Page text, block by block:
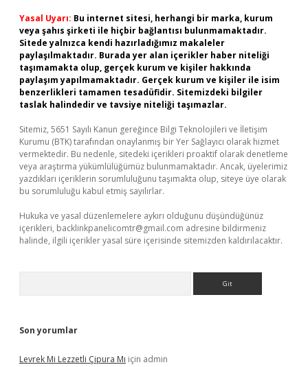
Yasal Uyarı: Bu internet sitesi, herhangi bir marka, kurum
veya şahıs şirketi ile hiçbir bağlantısı bulunmamaktadır.
Sitede yalnızca kendi hazırladığımız makaleler
paylaşılmaktadır. Burada yer alan içerikler haber niteliği
taşımamakta olup, gerçek kurum ve kişiler hakkında
paylaşım yapılmamaktadır. Gerçek kurum ve kişiler ile isim
benzerlikleri tamamen tesadüfidir. Sitemizdeki bilgiler
taslak halindedir ve tavsiye niteliği taşımazlar.
Sitemiz, 5651 Sayılı Kanun gereğince Bilgi Teknolojileri ve İletişim
Kurumu (BTK) tarafından onaylanmış bir Yer Sağlayıcı olarak hizmet
vermektedir. Bu nedenle, sitedeki içerikleri proaktif olarak denetleme
veya araştırma yükümlülüğümüz bulunmamaktadır. Ancak, üyelerimiz
yazdıkları içeriklerin sorumluluğunu taşımakta olup, siteye üye olarak
bu sorumluluğu kabul etmiş sayılırlar.
Hukuka ve yasal düzenlemelere aykırı olduğunu düşündüğünüz
içerikleri, backlinkpanelicomtr@gmail.com adresine bildirmeniz
halinde, ilgili içerikler yasal süre içerisinde sitemizden kaldırılacaktır.
Son yorumlar
Levrek Mi Lezzetli Çipura Mı için admin